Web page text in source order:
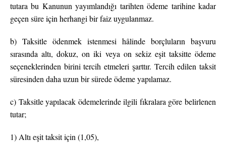
tutara bu Kanunun yayımlandığı tarihten ödeme tarihine kadar
geçen süre için herhangi bir faiz uygulanmaz.
b) Taksitle ödenmek istenmesi hâlinde borçluların başvuru
sırasında altı, dokuz, on iki veya on sekiz eşit taksitte ödeme
seçeneklerinden birini tercih etmeleri şarttır. Tercih edilen taksit
süresinden daha uzun bir sürede ödeme yapılamaz.
c) Taksitle yapılacak ödemelerinde ilgili fıkralara göre belirlenen
tutar;
1) Altı eşit taksit için (1,05),